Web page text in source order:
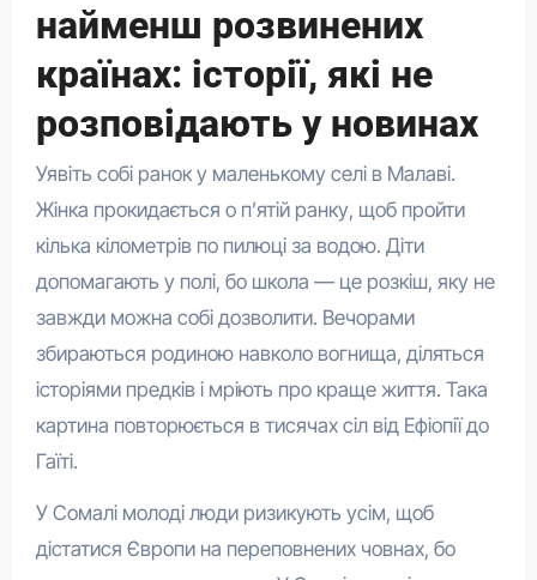
найменш розвинених
країнах: історії, які не
розповідають у новинах
Уявіть собі ранок у маленькому селі в Малаві.
Жінка прокидається о п’ятій ранку, щоб пройти
кілька кілометрів по пилюці за водою. Діти
допомагають у полі, бо школа — це розкіш, яку не
завжди можна собі дозволити. Вечорами
збираються родиною навколо вогнища, діляться
історіями предків і мріють про краще життя. Така
картина повторюється в тисячах сіл від Ефіопії до
Гаїті.
У Сомалі молоді люди ризикують усім, щоб
дістатися Європи на переповнених човнах, бо